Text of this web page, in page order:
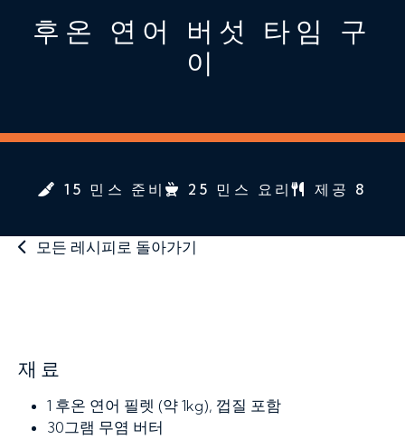
후온 연어 버섯 타임 구
이
15 민스 준비 25 민스 요리 제공 8
모든 레시피로 돌아가기
재료
1 후온 연어 필렛 (약 1kg), 껍질 포함
30그램 무염 버터